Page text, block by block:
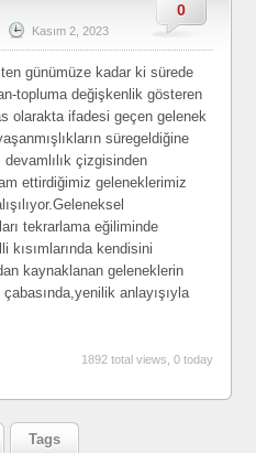
0
Kasım 2, 2023
günümüze kadar ki sürede
topluma değişkenlik gösteren
olarakta ifadesi geçen gelenek
süregeldiğine
çizgisinden
ettirdiğimiz geleneklerimiz
tekrarlama eğiliminde
kısımlarında kendisini
kaynaklanan geleneklerin
anlayışıyla
1892 total views, 0 today
Tags